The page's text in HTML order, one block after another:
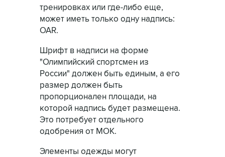
тренировках или где-либо еще,
может иметь только одну надпись:
ОАR.
Шрифт в надписи на форме
"Олимпийский спортсмен из
России" должен быть единым, а его
размер должен быть
пропорционален площади, на
которой надпись будет размещена.
Это потребует отдельного
одобрения от МОК.
Элементы одежды могут